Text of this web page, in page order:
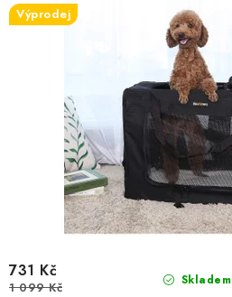
Výprodej
Skladem
731 Kč
1 099 Kč